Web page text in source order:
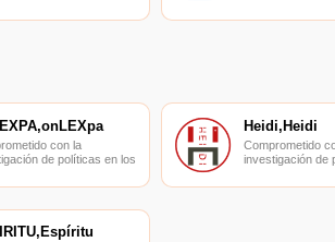
las finanzas
finanzas, las
con la
de políticas en los
las finanzas
Heidi,Heidi
Comprometido
investigación de
finanzas, las